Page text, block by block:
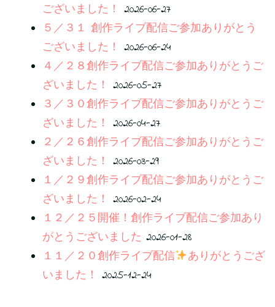
ございました！ 2026-06-27
５／３１ 創作ライブ配信ご参加ありがとう
ございました！ 2026-06-24
４／２８創作ライブ配信ご参加ありがとうご
ざいました！ 2026-05-27
３／３０創作ライブ配信ご参加ありがとうご
ざいました！ 2026-04-27
２／２６創作ライブ配信ご参加ありがとうご
ざいました！ 2026-03-29
１／２９創作ライブ配信ご参加ありがとうご
ざいました！ 2026-02-24
１２／２５開催！創作ライブ配信ご参加あり
がとうございました 2026-01-28
１１／２０創作ライブ配信
ありがとうござ
いました！ 2025-12-24